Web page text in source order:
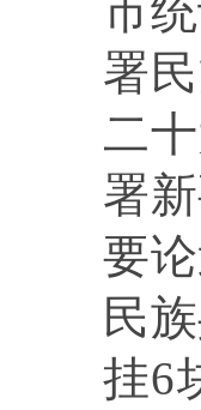
市
署
二
署
要
民
挂6